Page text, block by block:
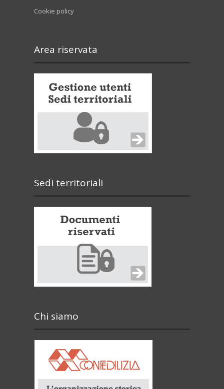
Cookie policy
Area riservata
Sedi territoriali
Chi siamo